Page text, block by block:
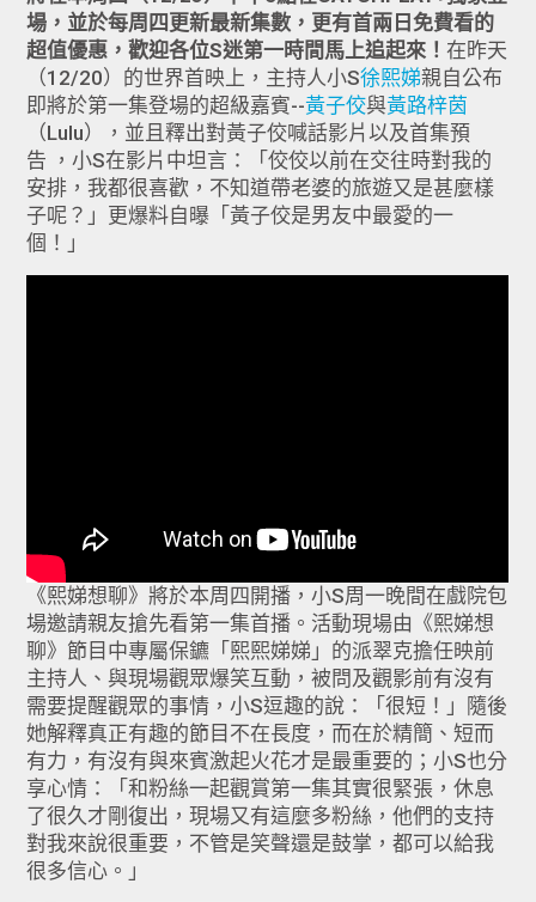
場，並於每周四更新最新集數，更有首兩日免費看的
超值優惠，歡迎各位S迷第一時間馬上追起來！在昨天
（12/20）的世界首映上，主持人小S徐熙娣親自公布
即將於第一集登場的超級嘉賓--黃子佼與黃路梓茵
（Lulu），並且釋出對黃子佼喊話影片以及首集預
告 ，小S在影片中坦言：「佼佼以前在交往時對我的
安排，我都很喜歡，不知道帶老婆的旅遊又是甚麼樣
子呢？」更爆料自曝「黃子佼是男友中最愛的一
個！」
《熙娣想聊》將於本周四開播，小S周一晚間在戲院包
場邀請親友搶先看第一集首播。活動現場由《熙娣想
聊》節目中專屬保鑣「熙熙娣娣」的派翠克擔任映前
主持人、與現場觀眾爆笑互動，被問及觀影前有沒有
需要提醒觀眾的事情，小S逗趣的說：「很短！」隨後
她解釋真正有趣的節目不在長度，而在於精簡、短而
有力，有沒有與來賓激起火花才是最重要的；小S也分
享心情：「和粉絲一起觀賞第一集其實很緊張，休息
了很久才剛復出，現場又有這麼多粉絲，他們的支持
對我來說很重要，不管是笑聲還是鼓掌，都可以給我
很多信心。」